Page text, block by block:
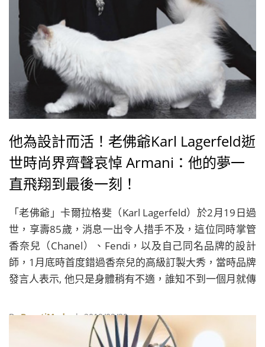
他為設計而活！老佛爺Karl Lagerfeld逝
世時尚界齊聲哀悼 Armani：他的夢一
直飛翔到最後一刻！
「老佛爺」卡爾拉格斐（Karl Lagerfeld）於2月19日過
世，享壽85歲，消息一出令人措手不及，這位同時掌管
香奈兒（Chanel）、Fendi，以及自己同名品牌的設計
師，1月底時首度錯過香奈兒的高級訂製大秀，當時品牌
發言人表示, 他只是身體稍有不適，誰知不到一個月就傳
ByBeautiMode | 2019/02/20